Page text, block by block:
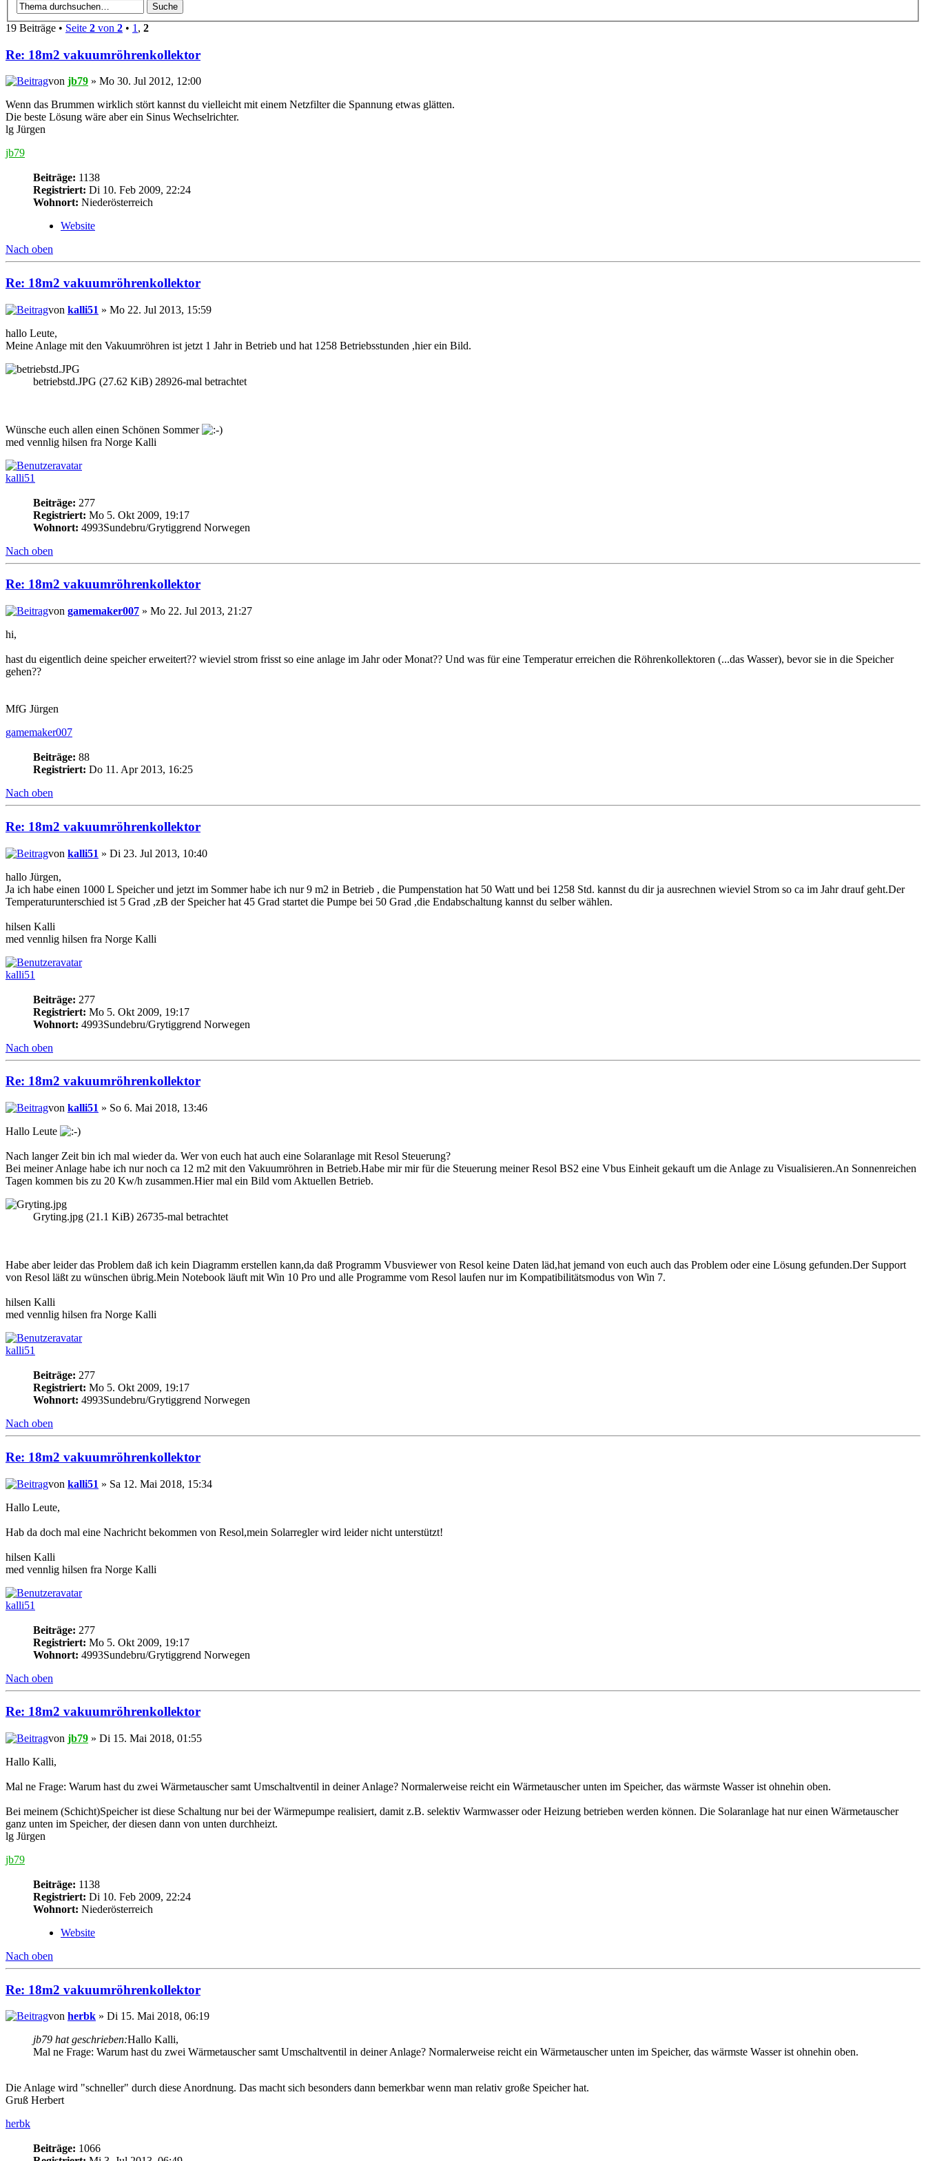
19 Beiträge • Seite 2 von 2 • 1 , 2
Re: 18m2 vakuumröhrenkollektor
von jb79 » Mo 30. Jul 2012, 12:00
Wenn das Brummen wirklich stört kannst du vielleicht mit einem Netzfilter die Spannung etwas glätten.
Die beste Lösung wäre aber ein Sinus Wechselrichter.
lg Jürgen
jb79
Beiträge: 1138
Registriert: Di 10. Feb 2009, 22:24
Wohnort: Niederösterreich
Website
Nach oben
Re: 18m2 vakuumröhrenkollektor
von kalli51 » Mo 22. Jul 2013, 15:59
hallo Leute,
Meine Anlage mit den Vakuumröhren ist jetzt 1 Jahr in Betrieb und hat 1258 Betriebsstunden ,hier ein Bild.
betriebstd.JPG (27.62 KiB) 28926-mal betrachtet
Wünsche euch allen einen Schönen Sommer
med vennlig hilsen fra Norge Kalli
kalli51
Beiträge: 277
Registriert: Mo 5. Okt 2009, 19:17
Wohnort: 4993Sundebru/Grytiggrend Norwegen
Nach oben
Re: 18m2 vakuumröhrenkollektor
von gamemaker007 » Mo 22. Jul 2013, 21:27
hi,
hast du eigentlich deine speicher erweitert?? wieviel strom frisst so eine anlage im Jahr oder Monat?? Und was für eine Temperatur erreichen die Röhrenkollektoren (...das Wasser), bevor sie in die Speicher
gehen??
MfG Jürgen
gamemaker007
Beiträge: 88
Registriert: Do 11. Apr 2013, 16:25
Nach oben
Re: 18m2 vakuumröhrenkollektor
von kalli51 » Di 23. Jul 2013, 10:40
hallo Jürgen,
Ja ich habe einen 1000 L Speicher und jetzt im Sommer habe ich nur 9 m2 in Betrieb , die Pumpenstation hat 50 Watt und bei 1258 Std. kannst du dir ja ausrechnen wieviel Strom so ca im Jahr drauf geht.Der
Temperaturunterschied ist 5 Grad ,zB der Speicher hat 45 Grad startet die Pumpe bei 50 Grad ,die Endabschaltung kannst du selber wählen.
hilsen Kalli
med vennlig hilsen fra Norge Kalli
kalli51
Beiträge: 277
Registriert: Mo 5. Okt 2009, 19:17
Wohnort: 4993Sundebru/Grytiggrend Norwegen
Nach oben
Re: 18m2 vakuumröhrenkollektor
von kalli51 » So 6. Mai 2018, 13:46
Hallo Leute
Nach langer Zeit bin ich mal wieder da. Wer von euch hat auch eine Solaranlage mit Resol Steuerung?
Bei meiner Anlage habe ich nur noch ca 12 m2 mit den Vakuumröhren in Betrieb.Habe mir mir für die Steuerung meiner Resol BS2 eine Vbus Einheit gekauft um die Anlage zu Visualisieren.An Sonnenreichen
Tagen kommen bis zu 20 Kw/h zusammen.Hier mal ein Bild vom Aktuellen Betrieb.
Gryting.jpg (21.1 KiB) 26735-mal betrachtet
Habe aber leider das Problem daß ich kein Diagramm erstellen kann,da daß Programm Vbusviewer von Resol keine Daten läd,hat jemand von euch auch das Problem oder eine Lösung gefunden.Der Support
von Resol läßt zu wünschen übrig.Mein Notebook läuft mit Win 10 Pro und alle Programme vom Resol laufen nur im Kompatibilitätsmodus von Win 7.
hilsen Kalli
med vennlig hilsen fra Norge Kalli
kalli51
Beiträge: 277
Registriert: Mo 5. Okt 2009, 19:17
Wohnort: 4993Sundebru/Grytiggrend Norwegen
Nach oben
Re: 18m2 vakuumröhrenkollektor
von kalli51 » Sa 12. Mai 2018, 15:34
Hallo Leute,
Hab da doch mal eine Nachricht bekommen von Resol,mein Solarregler wird leider nicht unterstützt!
hilsen Kalli
med vennlig hilsen fra Norge Kalli
kalli51
Beiträge: 277
Registriert: Mo 5. Okt 2009, 19:17
Wohnort: 4993Sundebru/Grytiggrend Norwegen
Nach oben
Re: 18m2 vakuumröhrenkollektor
von jb79 » Di 15. Mai 2018, 01:55
Hallo Kalli,
Mal ne Frage: Warum hast du zwei Wärmetauscher samt Umschaltventil in deiner Anlage? Normalerweise reicht ein Wärmetauscher unten im Speicher, das wärmste Wasser ist ohnehin oben.
Bei meinem (Schicht)Speicher ist diese Schaltung nur bei der Wärmepumpe realisiert, damit z.B. selektiv Warmwasser oder Heizung betrieben werden können. Die Solaranlage hat nur einen Wärmetauscher
ganz unten im Speicher, der diesen dann von unten durchheizt.
lg Jürgen
jb79
Beiträge: 1138
Registriert: Di 10. Feb 2009, 22:24
Wohnort: Niederösterreich
Website
Nach oben
Re: 18m2 vakuumröhrenkollektor
von herbk » Di 15. Mai 2018, 06:19
jb79 hat geschrieben:Hallo Kalli,
Mal ne Frage: Warum hast du zwei Wärmetauscher samt Umschaltventil in deiner Anlage? Normalerweise reicht ein Wärmetauscher unten im Speicher, das wärmste Wasser ist ohnehin oben.
Die Anlage wird "schneller" durch diese Anordnung. Das macht sich besonders dann bemerkbar wenn man relativ große Speicher hat.
Gruß Herbert
herbk
Beiträge: 1066